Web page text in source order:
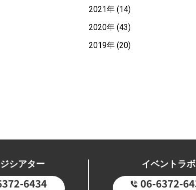
2021年 (14)
2020年 (43)
2019年 (20)
シアター イベントラボ